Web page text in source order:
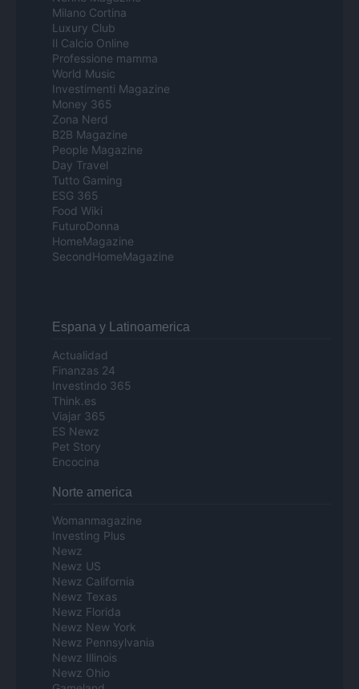
Milano Cortina
Luxury Club
Il Calcio Online
Professione mamma
World Music
Investimenti Magazine
Money 365
Zona Nerd
B2B Magazine
People Magazine
Day Travel
Tutto Gaming
ESG 365
Food Wiki
FuturoDonna
HomeMagazine
SecondHomeMagazine
Espana y Latinoamerica
Actualidad
Finanzas 24
Investindo 365
Think.es
Viajar 365
ES Newz
Pet Story
Encocina
Norte america
Womanmagazine
Investing Plus
Newz
Newz US
Newz California
Newz Texas
Newz Florida
Newz New York
Newz Pennsylvania
Newz Illinois
Newz Ohio